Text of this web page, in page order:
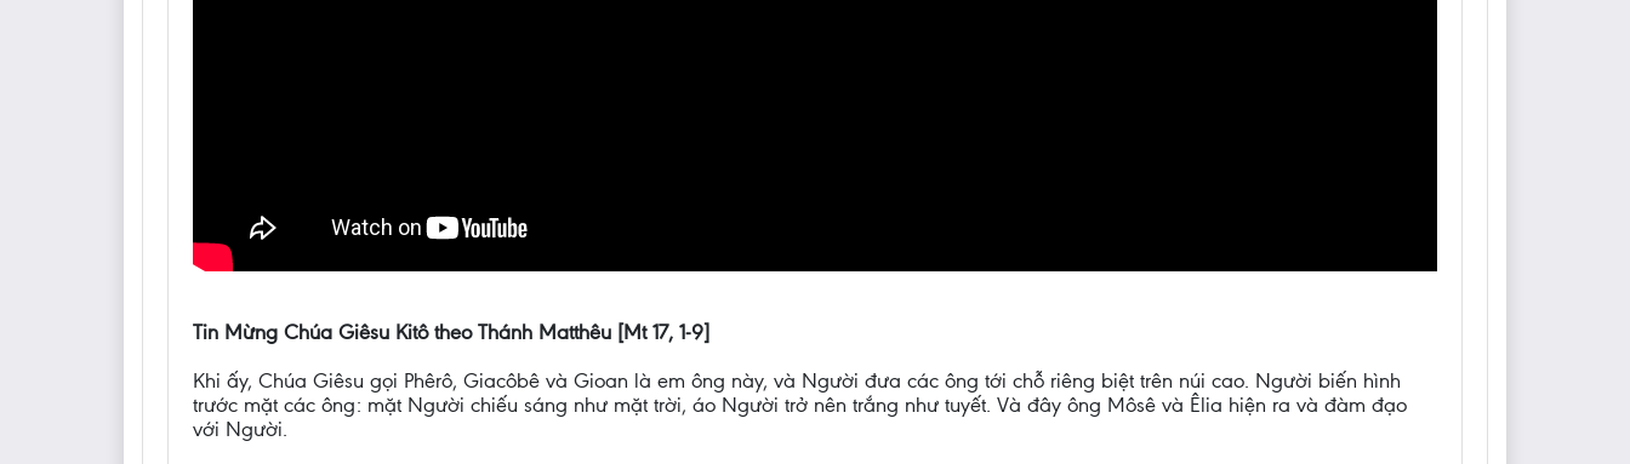
Tin Mừng Chúa Giêsu Kitô theo Thánh Matthêu [Mt 17, 1-9]
Khi ấy, Chúa Giêsu gọi Phêrô, Giacôbê và Gioan là em ông này, và Người đưa các ông tới chỗ riêng biệt trên núi cao. Người biến hình
trước mặt các ông: mặt Người chiếu sáng như mặt trời, áo Người trở nên trắng như tuyết. Và đây ông Môsê và Êlia hiện ra và đàm đạo
với Người.